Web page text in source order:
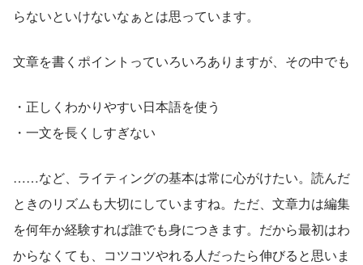
らないといけないなぁとは思っています。
文章を書くポイントっていろいろありますが、その中でも
・正しくわかりやすい日本語を使う
・一文を長くしすぎない
……など、ライティングの基本は常に心がけたい。読んだ
ときのリズムも大切にしていますね。ただ、文章力は編集
を何年か経験すれば誰でも身につきます。だから最初はわ
からなくても、コツコツやれる人だったら伸びると思いま